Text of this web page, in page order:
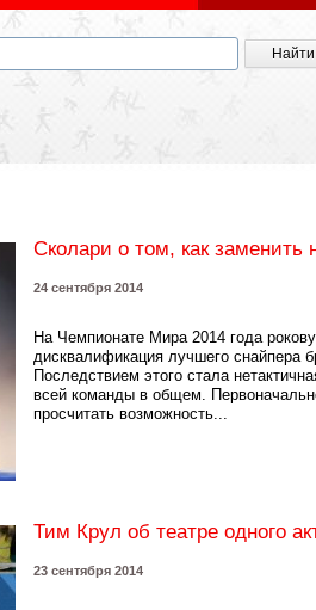
Сколари о том, как заменить
24 сентября 2014
На Чемпионате Мира 2014 года
дисквалификация лучшего снайпера
Последствием этого стала
всей команды в общем.
просчитать возможность...
Тим Крул об театре одного
23 сентября 2014